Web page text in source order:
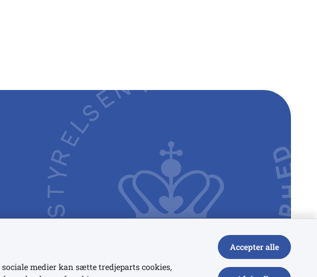
medier kan sætte tredjeparts cookies,
Accepter alle